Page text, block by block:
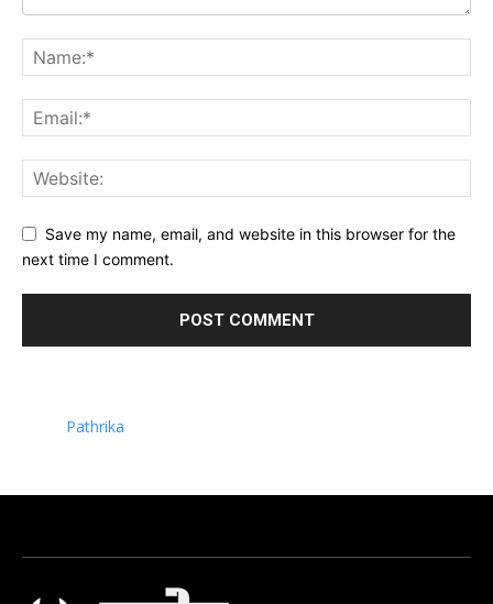
Save my name, email, and website in this browser for the
next time I comment.
Pathrika